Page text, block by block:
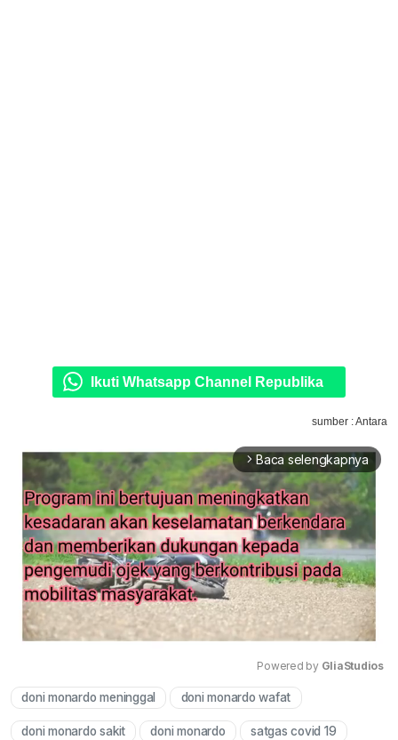
Ikuti Whatsapp Channel Republika
sumber : Antara
arrow_forward_ios Baca selengkapnya
Powered by GliaStudios
doni monardo meninggal doni monardo wafat
doni monardo sakit doni monardo satgas covid 19